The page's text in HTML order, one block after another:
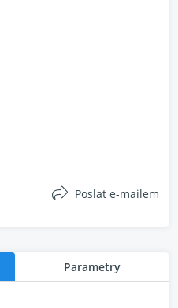
Poslat e-mailem
Parametry